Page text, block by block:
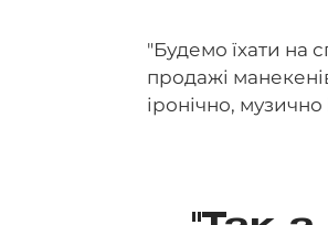
"Будемо їхати на
продажі
іронічно,